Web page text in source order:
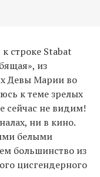
строке Stabat
из
Девы Марии во
к теме зрелых
сейчас не видим!
ни в кино.
белыми
большинство из
цисгендерного